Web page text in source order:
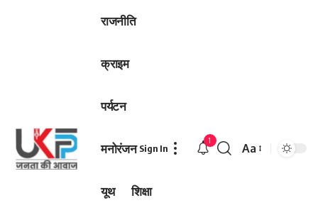
राजनीति
क्राइम
पर्यटन
मनोरंजन
यूथ शिक्षा
Sign In
1
Font
Aa